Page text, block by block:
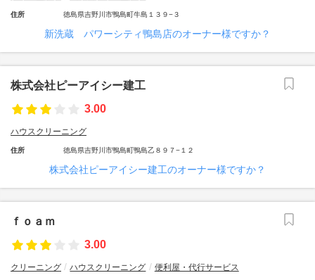
住所 徳島県吉野川市鴨島町牛島１３９−３
新洗蔵 パワーシティ鴨島店のオーナー様ですか？
株式会社ピーアイシー建工
3.00
ハウスクリーニング
住所 徳島県吉野川市鴨島町鴨島乙８９７−１２
株式会社ピーアイシー建工のオーナー様ですか？
ｆｏａｍ
3.00
クリーニング ハウスクリーニング 便利屋・代行サービス